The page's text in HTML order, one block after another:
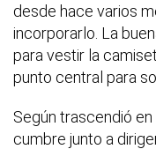
desde hace varios
incorporarlo. La
para vestir la
punto central para
Según trascendió
cumbre junto a